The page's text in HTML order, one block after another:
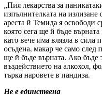
„Пия лекарства за
изпълнителката на
ареста й Темида я освободи
която сега ще й бъде
като вече има влязла в сила
осъдена, макар че само след
ще й бъде върната. Ако бъде
въздействието на алкохол,
търка наровете в пандиза.
Не е единствена